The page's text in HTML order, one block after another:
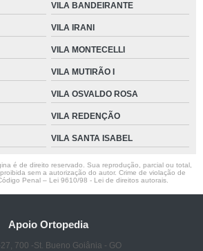
VILA BANDEIRANTE
VILA IRANI
VILA MONTECELLI
VILA MUTIRÃO I
VILA OSVALDO ROSA
VILA REDENÇÃO
VILA SANTA ISABEL
é de direito reservado. Sua reprodução, parcial ou total,
sem a autorização do autor. Crime de violação de
Penal – Lei 9610/98 - Lei de direitos autorais
Apoio Ortopedia
27, 700 -St. Bueno Goiânia - GO